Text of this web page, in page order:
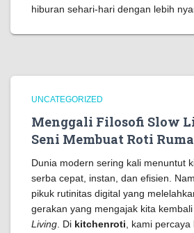
hiburan sehari-hari dengan lebih
UNCATEGORIZED
Menggali Filosofi Slow
Seni Membuat Roti
Dunia modern sering kali menuntut
serba cepat, instan, dan efisien.
pikuk rutinitas digital yang
gerakan yang mengajak kita
Living . Di kitchenroti , kami